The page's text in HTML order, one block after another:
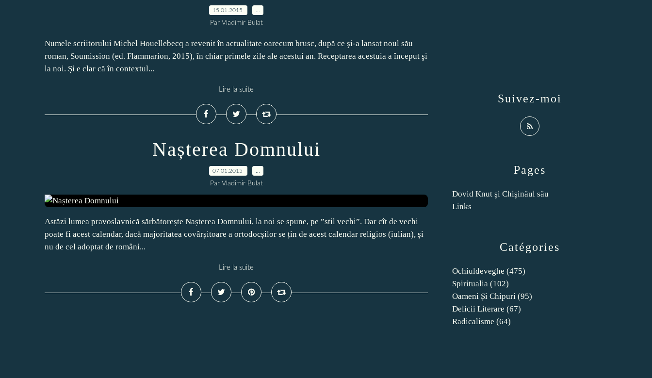
15.01.2015
Par Vladimir Bulat
Numele scriitorului Michel Houellebecq a revenit în actualitate oarecum brusc, după ce şi-a lansat noul său
roman, Soumission (ed. Flammarion, 2015), în chiar primele zile ale acestui an. Receptarea acestuia a început şi
la noi. Şi e clar că în contextul...
Lire la suite
Nașterea Domnului
07.01.2015
Par Vladimir Bulat
Astăzi lumea pravoslavnică sărbătorește Nașterea Domnului, la noi se spune, pe ”stil vechi”. Dar cît de vechi
poate fi acest calendar, dacă majoritatea covârșitoare a ortodocșilor se țin de acest calendar religios (iulian), și
nu de cel adoptat de români...
Lire la suite
Catégories
Ochiuldeveghe (475)
Spiritualia (102)
Oameni Și Chipuri (95)
Delicii Literare (67)
Radicalisme (64)
Pages
Dovid Knut şi Chişinăul său
Links
Suivez-moi